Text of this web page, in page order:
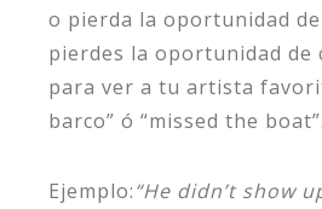
o pierda la oportunidad
pierdes la oportunidad de
para ver a tu artista
barco” ó “missed the boat”.
Ejemplo:“He didn’t show